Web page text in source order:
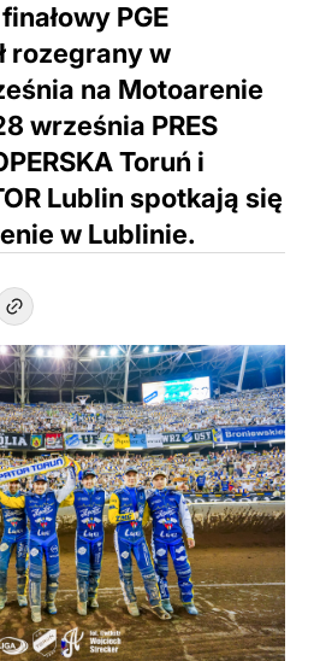
PGE
rozegrany w
na Motoarenie
września PRES
Toruń i
Lublin spotkają się
w Lublinie.